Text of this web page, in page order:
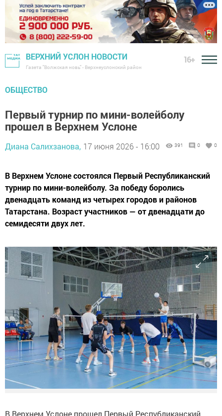
ВЕРХНИЙ УСЛОН НОВОСТИ
Газета "Волжская новь" - Верхнеуслонский район
16+
ОБЩЕСТВО
Первый турнир по мини-волейболу
прошел в Верхнем Услоне
Диана Салихзанова, 17 июня 2026 - 16:00 391 0 0
В Верхнем Услоне состоялся Первый Республиканский
турнир по мини-волейболу. За победу боролись
двенадцать команд из четырех городов и районов
Татарстана. Возраст участников — от двенадцати до
семидесяти двух лет.
В Верхнем Услоне прошел Первый Республиканский